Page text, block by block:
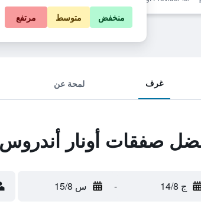
غرف لمحة عن
صفقات أونار أندروس
ج 14/8 - س 15/8
منخفض متوسط مرتفع